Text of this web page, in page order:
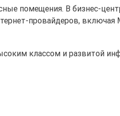
помещения. В бизнес-
провайдеров,
классом и развитой